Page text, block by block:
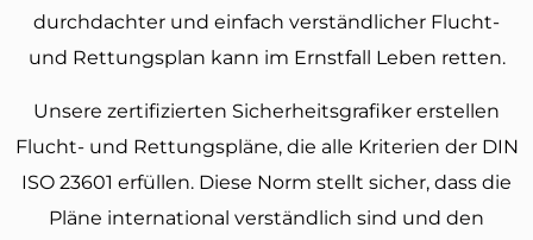
durchdachter und einfach verständlicher Flucht-
und Rettungsplan kann im Ernstfall Leben retten.
Unsere zertifizierten Sicherheitsgrafiker erstellen
Flucht- und Rettungspläne, die alle Kriterien der DIN
ISO 23601 erfüllen. Diese Norm stellt sicher, dass die
Pläne international verständlich sind und den